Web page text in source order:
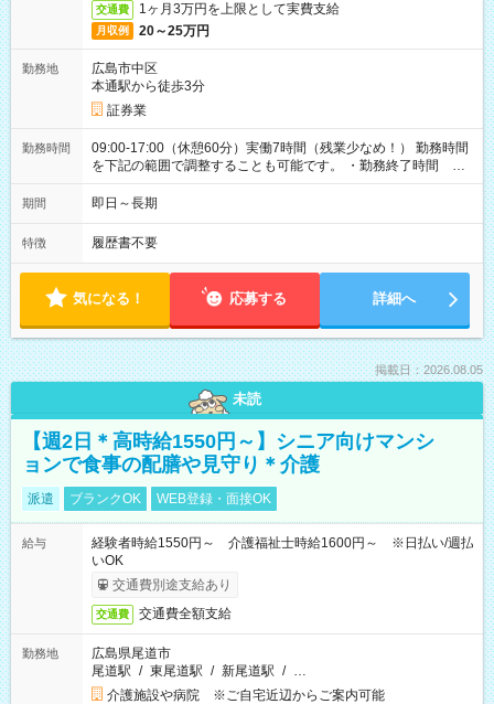
交通費 1ヶ月3万円を上限として実費支給
月収例 20～25万円
勤務地
広島市中区
本通駅から徒歩3分
証券業
勤務時間
09:00-17:00（休憩60分）実働7時間（残業少なめ！） 勤務時間
を下記の範囲で調整することも可能です。 ・勤務終了時間
15:30～17:00 ・実働 05:30～07:00
期間 即日～長期
特徴 履歴書不要
気になる！ 応募する 詳細へ
掲載日：2026.08.05
未読
【週2日＊高時給1550円～】シニア向けマンシ
ョンで食事の配膳や見守り＊介護
派遣 ブランクOK WEB登録・面接OK
給与
経験者時給1550円～ 介護福祉士時給1600円～ ※日払い/週払
いOK
交通費別途支給あり
交通費 交通費全額支給
勤務地
広島県尾道市
尾道駅 / 東尾道駅 / 新尾道駅 / …
介護施設や病院 ※ご自宅近辺からご案内可能